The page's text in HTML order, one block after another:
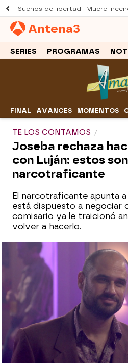
Sueños de libertad Muere
Antena3
SERIES PROGRAMAS
FINAL AVANCES MOMENTOS
TE LOS CONTAMOS
Joseba rechaza
con Luján: estos
narcotraficante
El narcotraficante apunta
está dispuesto a negociar
comisario ya le traicionó
volver a hacerlo.
El público ha hablado:
escenas favoritas de
para siempre’
Julián López